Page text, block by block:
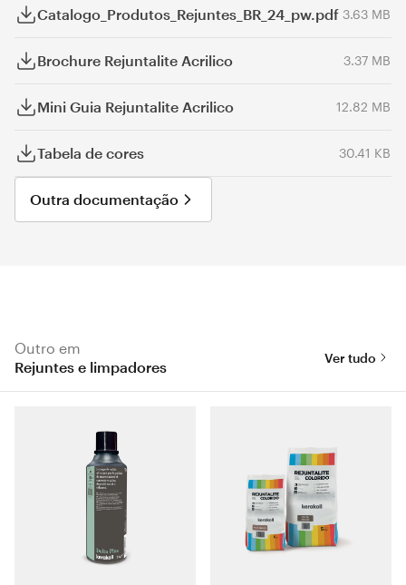
Catalogo_Produtos_Rejuntes_BR_24_pw.pdf 3.63 MB
Brochure Rejuntalite Acrilico 3.37 MB
Mini Guia Rejuntalite Acrilico 12.82 MB
Tabela de cores 30.41 KB
Outra documentação
Outro em
Rejuntes e limpadores
Ver tudo